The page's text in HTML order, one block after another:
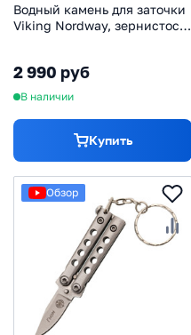
Водный камень для заточки
Viking Nordway, зернистость
2 990 руб
В наличии
Купить
Обзор